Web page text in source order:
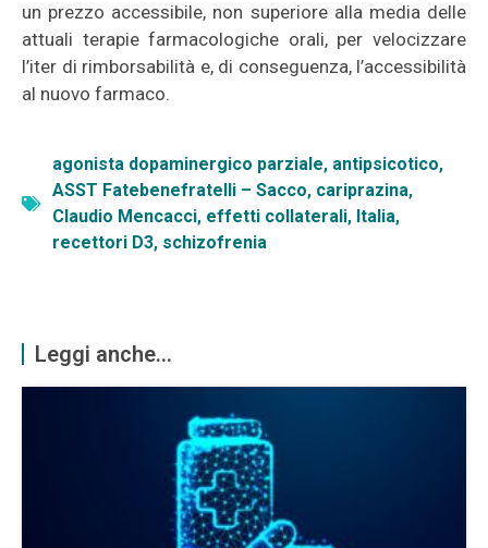
un prezzo accessibile, non superiore alla media delle
attuali terapie farmacologiche orali, per velocizzare
l’iter di rimborsabilità e, di conseguenza, l’accessibilità
al nuovo farmaco.
agonista dopaminergico parziale, antipsicotico,
ASST Fatebenefratelli – Sacco, cariprazina,
Claudio Mencacci, effetti collaterali, Italia,
recettori D3, schizofrenia
Leggi anche...